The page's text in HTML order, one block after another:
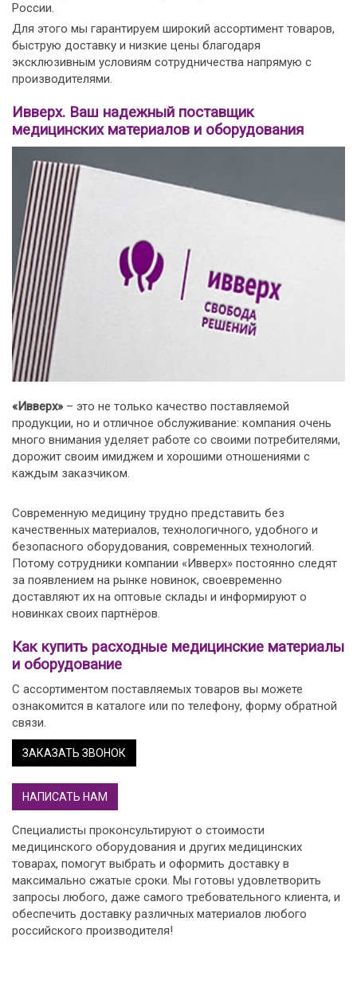
России.
Для этого мы гарантируем широкий ассортимент товаров,
быструю доставку и низкие цены благодаря
эксклюзивным условиям сотрудничества напрямую с
производителями.
Ивверх. Ваш надежный поставщик
медицинских материалов и оборудования
«Ивверх»– это не только качество поставляемой
продукции, но и отличное обслуживание: компания очень
много внимания уделяет работе со своими потребителями,
дорожит своим имиджем и хорошими отношениями с
каждым заказчиком.
Современную медицину трудно представить без
качественных материалов, технологичного, удобного и
безопасного оборудования, современных технологий.
Потому сотрудники компании «Ивверх» постоянно следят
за появлением на рынке новинок, своевременно
доставляют их на оптовые склады и информируют о
новинках своих партнёров.
Как купить расходные медицинские материалы
и оборудование
С ассортиментом поставляемых товаров вы можете
ознакомится в каталоге или по телефону, форму обратной
связи.
ЗАКАЗАТЬ ЗВОНОК
НАПИСАТЬ НАМ
Специалисты проконсультируют о стоимости
медицинского оборудования и других медицинских
товарах, помогут выбрать и оформить доставку в
максимально сжатые сроки. Мы готовы удовлетворить
запросы любого, даже самого требовательного клиента, и
обеспечить доставку различных материалов любого
российского производителя!